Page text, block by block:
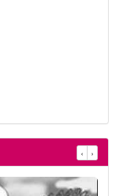
‹ ›